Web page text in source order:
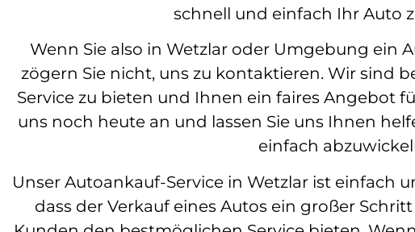
schnell und einfach Ihr Auto
Wenn Sie also in Wetzlar oder Umgebung ein
zögern Sie nicht, uns zu kontaktieren. Wir sind
Service zu bieten und Ihnen ein faires Angebot
uns noch heute an und lassen Sie uns Ihnen
einfach
Unser Autoankauf-Service in Wetzlar ist einfach
dass der Verkauf eines Autos ein großer